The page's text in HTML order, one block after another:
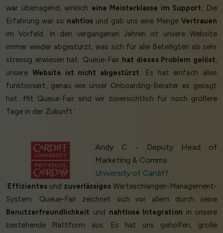
war überragend, wirklich eine Meisterklasse im Support. Die
Erfahrung war so nahtlos und gab uns eine MengeVertrauen
im Vorfeld. In den vergangenen Jahren ist unsere Website
immer wieder abgestürzt, was sich für alle Beteiligten als sehr
stressig erwiesen hat. Queue-Fair hat dieses Problem gelöst,
unsere Website ist nicht abgestürzt. Es hat einfach alles
funktioniert, genau wie unser Onboarding-Berater es gesagt
hat. Mit Queue-Fair sind wir zuversichtlich für noch größere
Tage in der Zukunft.’
Andy C - Deputy Head of
Marketing & Comms
University of Cardiff
‘ Effizientes und zuverlässiges Warteschlangen-Management-
System. Queue-Fair zeichnet sich vor allem durch seine
Benutzerfreundlichkeit und nahtlose Integration in unsere
bestehende Plattform aus. Es hat uns geholfen, große